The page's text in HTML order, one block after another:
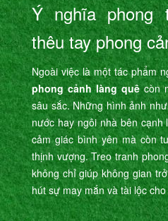
Ý nghĩa phong
thêu tay phong
Ngoài việc là một tác phẩm
phong cảnh làng quêcòn
sâu sắc. Những hình ảnh
nước hay ngôi nhà bên
cảm giác bình yên mà còn
thịnh vượng. Treo tranh
không chỉ giúp không gian
hút sự may mắn và tài lộc